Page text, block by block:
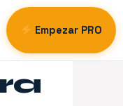
Empezar PRO